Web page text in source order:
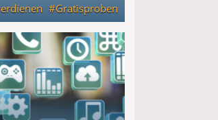
Gratisproben